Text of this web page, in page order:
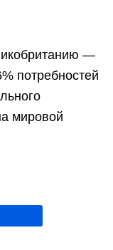
—
потребностей
мировой